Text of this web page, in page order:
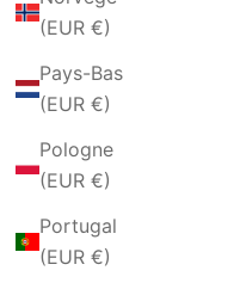
(EUR €)
Pays-Bas
(EUR €)
Pologne
(EUR €)
Portugal
(EUR €)